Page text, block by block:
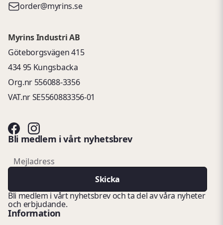
order@myrins.se
Myrins Industri AB
Göteborgsvägen 415
434 95 Kungsbacka
Org.nr 556088-3356
VAT.nr SE5560883356-01
Bli medlem i vårt nyhetsbrev
email
Mejladress
Skicka
Bli medlem i vårt nyhetsbrev och ta del av våra nyheter
och erbjudande.
Information